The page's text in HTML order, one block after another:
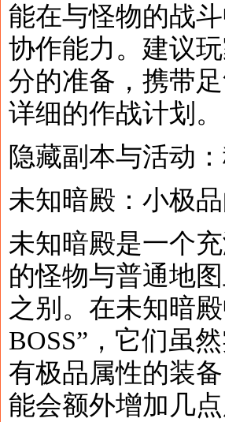
能在与怪物的战
协作能力。建议
分的准备，携带
详细的作战计划。
隐藏副本与活动
未知暗殿：小极
未知暗殿是一个
的怪物与普通地
之别。在未知暗
BOSS”，它们虽
有极品属性的装
能会额外增加几